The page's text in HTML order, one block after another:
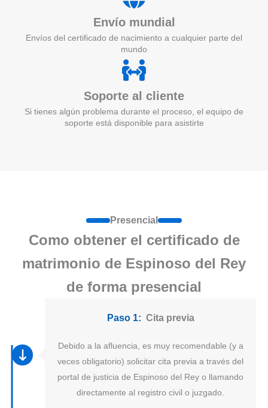
Envío mundial
Envíos del certificado de nacimiento a cualquier parte del
mundo
Soporte al cliente
Si tienes algún problema durante el proceso, el equipo de
soporte está disponible para asistirte
Presencial
Como obtener el certificado de
matrimonio de Espinoso del Rey
de forma presencial
Paso 1: Cita previa
Debido a la afluencia, es muy recomendable (y a
veces obligatorio) solicitar cita previa a través del
portal de justicia de Espinoso del Rey o llamando
directamente al registro civil o juzgado.